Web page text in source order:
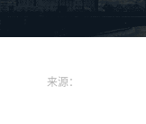
来源：